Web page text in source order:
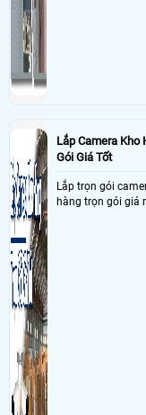
ZL ZLB-380 : 1 cái, Nút exit
(P1205-B2):1 cái, Acqui
- Khách Lắp Camera CÔNG
PHONG
Địa điểm lăp đặt
nghiệp Ninh Thủy, Phường
dụngDịch vụ camera quan
MECUSYS MS110P 8 POE
CÁI, TL-Archer MR400 : 1
- Khách Lắp Camera
Trí, phường Phú Nhuận,
quan sát
2 ổ cứng 1000GB
Ngày: 03/11/2018
Phạm
Đồng Tháp
Công ty Nhật Nguyệt có
Lắp Camera Kho
Gói Giá Tốt
Lắp trọn gói
hàng trọn gói giá